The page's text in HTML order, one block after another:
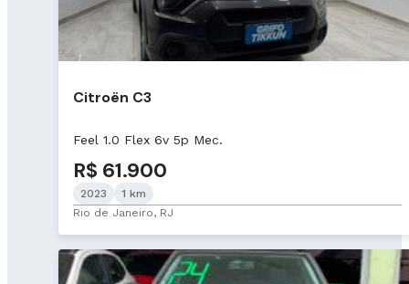
Citroën C3
Feel 1.0 Flex 6v 5p Mec.
R$ 61.900
2023
1 km
Rio de Janeiro, RJ